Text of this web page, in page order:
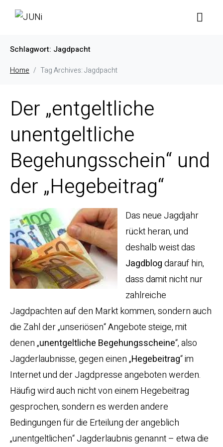
Schlagwort: Jagdpacht
Home Tag Archives: Jagdpacht
Der „entgeltliche
unentgeltliche
Begehungsschein“ und
der „Hegebeitrag“
Das neue Jagdjahr
rückt heran, und
deshalb weist das
Jagdblogdarauf hin,
dass damit nicht nur
zahlreiche
Jagdpachten auf den Markt kommen, sondern auch
die Zahl der „unseriösen“ Angebote steige, mit
denen „unentgeltliche Begehungsscheine“, also
Jagderlaubnisse, gegen einen „Hegebeitrag“ im
Internet und der Jagdpresse angeboten werden.
Häufig wird auch nicht von einem Hegebeitrag
gesprochen, sondern es werden andere
Bedingungen für die Erteilung der angeblich
„unentgeltlichen“ Jagderlaubnis genannt – etwa die